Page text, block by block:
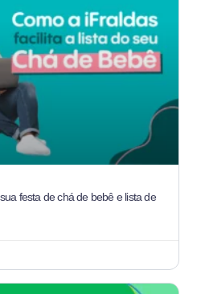
festa de chá de bebê e lista de